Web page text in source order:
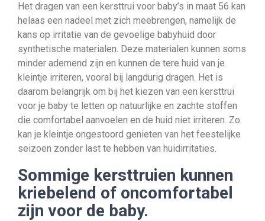
Het dragen van een kersttrui voor baby’s in maat 56 kan
helaas een nadeel met zich meebrengen, namelijk de
kans op irritatie van de gevoelige babyhuid door
synthetische materialen. Deze materialen kunnen soms
minder ademend zijn en kunnen de tere huid van je
kleintje irriteren, vooral bij langdurig dragen. Het is
daarom belangrijk om bij het kiezen van een kersttrui
voor je baby te letten op natuurlijke en zachte stoffen
die comfortabel aanvoelen en de huid niet irriteren. Zo
kan je kleintje ongestoord genieten van het feestelijke
seizoen zonder last te hebben van huidirritaties.
Sommige kersttruien kunnen
kriebelend of oncomfortabel
zijn voor de baby.